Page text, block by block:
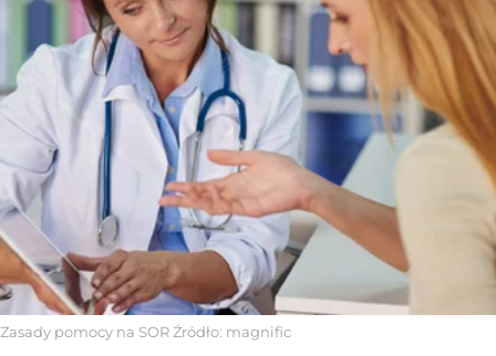
Zasady pomocy na SORŹródło: magnific